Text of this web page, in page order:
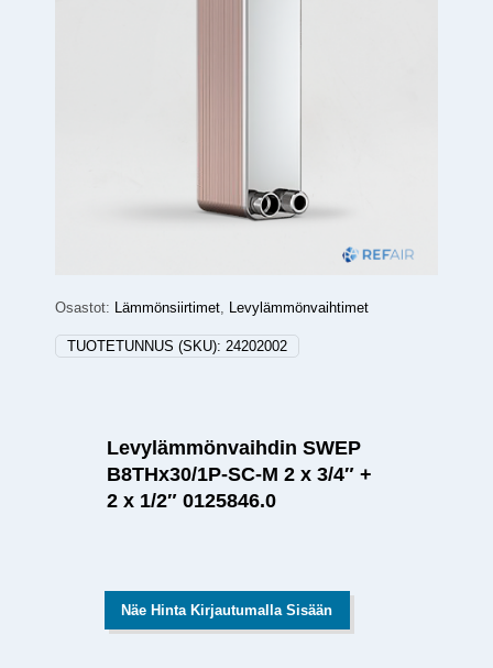
Osastot: Lämmönsiirtimet, Levylämmönvaihtimet
TUOTETUNNUS (SKU): 24202002
Levylämmönvaihdin SWEP
B8THx30/1P-SC-M 2 x 3/4″ +
2 x 1/2″ 0125846.0
Näe Hinta Kirjautumalla Sisään